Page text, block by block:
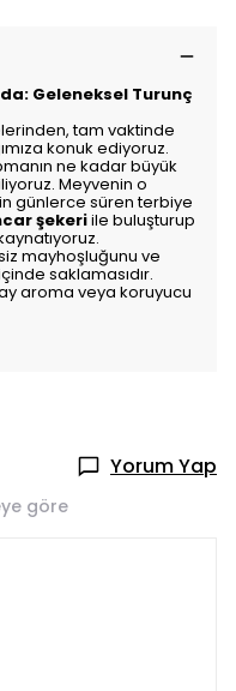
Geleneksel Turunç
tam vaktinde
konuk ediyoruz.
ne kadar büyük
Meyvenin o
günlerce süren terbiye
şekeriile buluşturup
mayhoşluğunu ve
saklamasıdır.
aroma veya koruyucu
Yorum Yap
göre